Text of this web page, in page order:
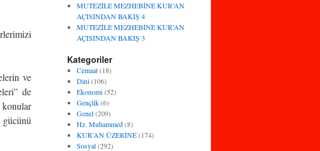
ve
de
konular
MUTEZİLE MEZHEBİNE KUR’AN
AÇISINDAN BAKIŞ 4
MUTEZİLE MEZHEBİNE KUR’AN
AÇISINDAN BAKIŞ 3
Kategoriler
Cemaat(18)
Dini(106)
Ekonomi(52)
Gençlik(6)
Genel(209)
Hz. Muhammed(8)
KUR'AN ÜZERİNE(174)
Sosyal(292)